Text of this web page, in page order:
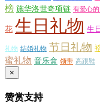
榜 施华洛世奇项链 有爱心
花 生日礼物 生
礼物 结婚礼物 节日礼物
蜜礼物 音乐盒 领带 高跟鞋
×
赞赏支持